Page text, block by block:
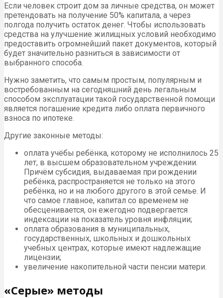
Если человек строит дом за личные средства, он может
претендовать на получение 50% капитала, а через
полгода получить остаток денег. Чтобы использовать
средства на улучшение жилищных условий необходимо
предоставить огромнейший пакет документов, который
будет значительно разниться в зависимости от
выбранного способа.
Нужно заметить, что самым простым, популярным и
востребованным на сегодняшний день легальным
способом эксплуатации такой государственной помощи
является погашение кредита либо оплата первичного
взноса по ипотеке.
Другие законные методы:
оплата учёбы ребёнка, которому не исполнилось 25
лет, в высшем образовательном учреждении.
Причём субсидия, выдаваемая при рождении
ребёнка, распространяется не только на этого
ребёнка, но и на любого другого в этой семье. И
что самое главное, капитал со временем не
обесценивается, он ежегодно подвергается
индексации на показатель уровня инфляции;
оплата образования в муниципальных,
государственных, школьных и дошкольных
учебных центрах, которые имеют надлежащие
лицензии;
увеличение накопительной части пенсии матери.
«Серые» методы